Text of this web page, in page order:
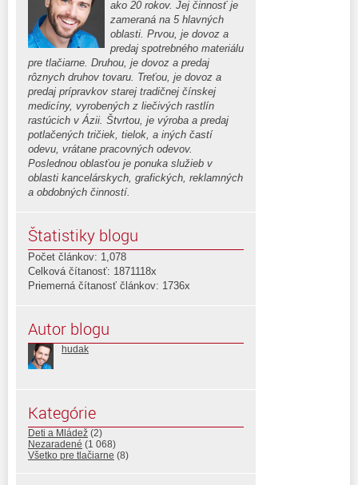
ako 20 rokov. Jej činnosť je
zameraná na 5 hlavných
oblasti. Prvou, je dovoz a
predaj spotrebného materiálu
pre tlačiarne. Druhou, je dovoz a predaj
rôznych druhov tovaru. Treťou, je dovoz a
predaj prípravkov starej tradičnej čínskej
medicíny, vyrobených z liečivých rastlín
rastúcich v Ázii. Štvrtou, je výroba a predaj
potlačených tričiek, tielok, a iných častí
odevu, vrátane pracovných odevov.
Poslednou oblasťou je ponuka služieb v
oblasti kancelárskych, grafických, reklamných
a obdobných činností.
Štatistiky blogu
Počet článkov: 1,078
Celková čítanosť: 1871118x
Priemerná čítanosť článkov: 1736x
Autor blogu
hudak
Kategórie
Deti a Mládež (2)
Nezaradené (1 068)
Všetko pre tlačiarne (8)